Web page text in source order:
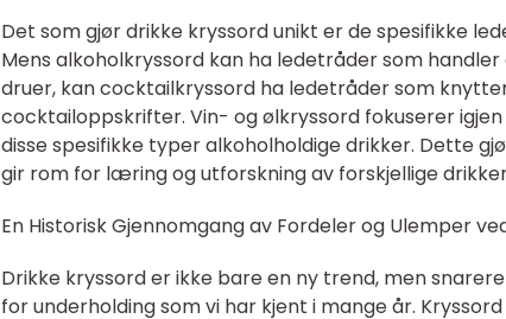
Det som gjør drikke kryssord unikt er de spesifikke
Mens alkoholkryssord kan ha ledetråder som
druer, kan cocktailkryssord ha ledetråder som
cocktailoppskrifter. Vin- og ølkryssord fokuserer
disse spesifikke typer alkoholholdige drikker. Dette
gir rom for læring og utforskning av forskjellige
En Historisk Gjennomgang av Fordeler og Ulemper
Drikke kryssord er ikke bare en ny trend, men
for underholding som vi har kjent i mange år.